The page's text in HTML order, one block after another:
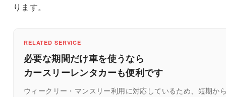
ります。
RELATED SERVICE
必要な期間だけ車を使うなら
カースリーレンタカーも便利です
ウィークリー・マンスリー利用に対応しているため、短期か